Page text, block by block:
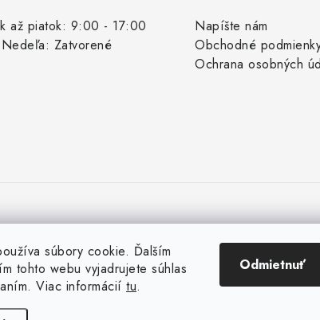
súbory cookie. Ďalším
tohto webu vyjadrujete súhlas
Viac informácií tu.
Odmietnuť
až piatok: 9:00 - 17:00
Zatvorené
Napíšte nám
Obchodné
Ochrana osobných
Copyright 2026Rybárske potreby Vaďo.sk